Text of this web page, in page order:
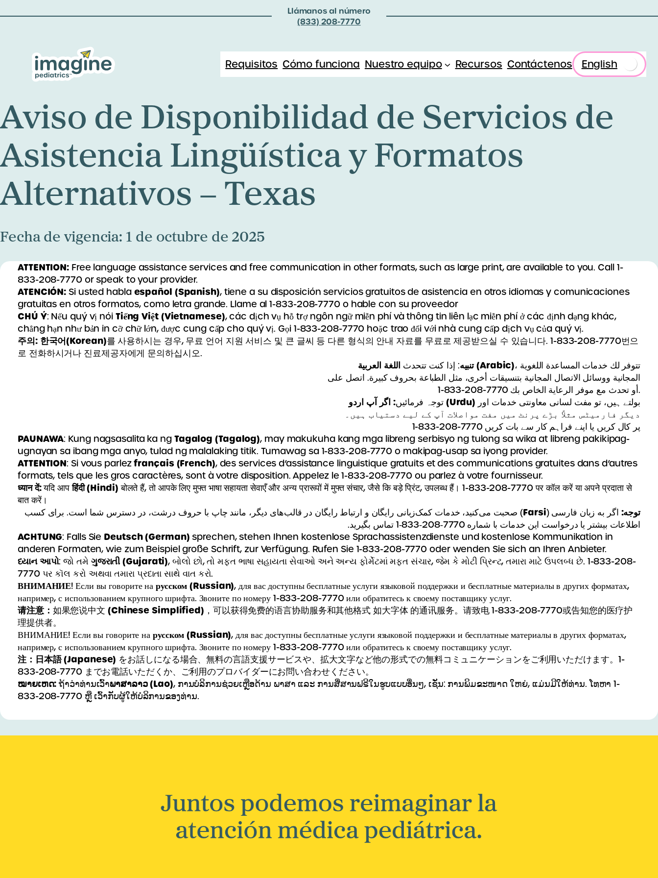
Llámanos al número
(833) 208-7770
Requisitos Cómo funciona Nuestro equipo Recursos Contáctenos English
Aviso de Disponibilidad de Servicios de
Asistencia Lingüística y Formatos
Alternativos – Texas
Fecha de vigencia: 1 de octubre de 2025
ATTENTION: Free language assistance services and free communication in other formats, such as large print, are available to you. Call 1-
833-208-7770 or speak to your provider.
ATENCIÓN: Si usted habla español (Spanish), tiene a su disposición servicios gratuitos de asistencia en otros idiomas y comunicaciones
gratuitas en otros formatos, como letra grande. Llame al 1-833-208-7770 o hable con su proveedor
CHÚ Ý: Nếu quý vị nói Tiếng Việt (Vietnamese), các dịch vụ hỗ trợ ngôn ngữ miễn phí và thông tin liên lạc miễn phí ở các định dạng khác,
chẳng hạn như bản in cỡ chữ lớn, được cung cấp cho quý vị. Gọi 1-833-208-7770 hoặc trao đổi với nhà cung cấp dịch vụ của quý vị.
주의: 한국어(Korean)를 사용하시는 경우, 무료 언어 지원 서비스 및 큰 글씨 등 다른 형식의 안내 자료를 무료로 제공받으실 수 있습니다. 1-833-208-7770번으
로 전화하시거나 진료제공자에게 문의하십시오.
تنبيه: إذا كنت تتحدث اللغة العربية (Arabic) ، تتوفر لك خدمات المساعدة اللغوية
المجانية ووسائل الاتصال المجانية بتنسيقات أخرى، مثل الطباعة بحروف كبيرة. اتصل على
1-833-208-7770 أو تحدث مع موفر الرعاية الخاص بك.
توجہ فرمائیں: اگر آپ اردو (Urdu) بولتے ہیں، تو مفت لسانی معاونتی خدمات اور
دیگر فارمیٹس مثلاً بڑے پرنٹ میں مفت مواصلات آپ کے لیے دستیاب ہیں۔
1-833-208-7770 پر کال کریں یا اپنے فراہم کار سے بات کریں
PAUNAWA: Kung nagsasalita ka ng Tagalog (Tagalog), may makukuha kang mga libreng serbisyo ng tulong sa wika at libreng pakikipag-
ugnayan sa ibang mga anyo, tulad ng malalaking titik. Tumawag sa 1-833-208-7770 o makipag-usap sa iyong provider.
ATTENTION: Si vous parlezfrançais (French), des services d’assistance linguistique gratuits et des communications gratuites dans d’autres
formats, tels que les gros caractères, sont à votre disposition. Appelez le 1-833-208-7770 ou parlez à votre fournisseur.
ध्यान दें:यदि आपहिंदी (Hindi) बोलते हैं, तो आपके लिए मुफ्त भाषा सहायता सेवाएँ और अन्य प्रारूपों में मुफ्त संचार, जैसे कि बड़े प्रिंट, उपलब्ध हैं। 1-833-208-7770 पर कॉल करें या अपने प्रदाता से
बात करें।
توجه: اگر به زبان فارسی (Farsi) صحبت می‌کنید، خدمات کمک‌زبانی رایگان و ارتباط رایگان در قالب‌های دیگر، مانند چاپ با حروف درشت، در دسترس شما است. برای کسب
اطلاعات بیشتر یا درخواست این خدمات با شماره‎1‑833‑208‑7770‎ تماس بگیرید.
ACHTUNG: Falls Sie Deutsch (German) sprechen, stehen Ihnen kostenlose Sprachassistenzdienste und kostenlose Kommunikation in
anderen Formaten, wie zum Beispiel große Schrift, zur Verfügung. Rufen Sie 1-833-208-7770 oder wenden Sie sich an Ihren Anbieter.
ધ્યાન આપો: જો તમે ગુજરાતી (Gujarati), બોલો છો, તો મફત ભાષા સહાયતા સેવાઓ અને અન્ય ફોર્મેટમાં મફત સંચાર, જેમ કે મોટી પ્રિન્ટ, તમારા માટે ઉપલબ્ધ છે. 1-833-208-
7770 પર કૉલ કરો અથવા તમારા પ્રદાતા સાથે વાત કરો.
ВНИМАНИЕ! Если вы говорите нарусском (Russian), для вас доступны бесплатные услуги языковой поддержки и бесплатные материалы в других форматах,
например, с использованием крупного шрифта. Звоните по номеру 1-833-208-7770 или обратитесь к своему поставщику услуг.
请注意： 如果您说中文 (Chinese Simplified) ，可以获得免费的语言协助服务和其他格式 如大字体 的通讯服务。请致电 1-833-208-7770或告知您的医疗护
理提供者。
ВНИМАНИЕ! Если вы говорите на русском (Russian), для вас доступны бесплатные услуги языковой поддержки и бесплатные материалы в других форматах,
например, с использованием крупного шрифта. Звоните по номеру 1-833-208-7770 или обратитесь к своему поставщику услуг.
注：日本語 (Japanese) をお話しになる場合、無料の言語支援サービスや、拡大文字など他の形式での無料コミュニケーションをご利用いただけます。1-
833-208-7770 までお電話いただくか、ご利用のプロバイダーにお問い合わせください。
ໝາຍເຫດ:ຖ້າວ່າທ່ານເວົ້າພາສາລາວ (Lao), ການບໍລິການຊ່ວຍເຫຼືອດ້ານ ພາສາ ແລະ ການສື່ສານຟຣີໃນຮູບແບບອື່ນໆ, ເຊັ່ນ: ການພິມຂະໜາດ ໃຫຍ່, ແມ່ນມີໃຫ້ທ່ານ. ໂທຫາ 1-
833-208-7770 ຫຼື ເວົ້າກັບຜູ້ໃຫ້ບໍລິການຂອງທ່ານ.